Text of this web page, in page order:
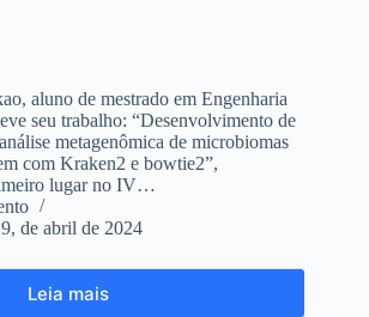
aluno de mestrado em Engenharia
seu trabalho: “Desenvolvimento de
metagenômica de microbiomas
com Kraken2 e bowtie2”,
lugar no IV…
de abril de 2024
Leia mais